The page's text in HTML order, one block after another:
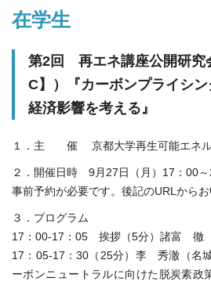
在学生
第2回 再エネ講座公開研究
C】）『カーボンプライシ
経済影響を考える』
１．主 催 京都大学再生可能エネル
２．開催日時 9月27日（月）17：00
事前予約が必要です。後記のURLからお
３．プログラム
17：00-17：05 挨拶（5分）諸富 徹（
17：05-17：30（25分）李 秀澈（名
ーボンニュートラルに向けた脱炭素政